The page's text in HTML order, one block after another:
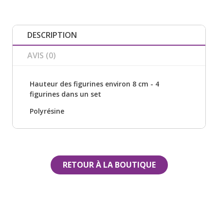
DESCRIPTION
AVIS (0)
Hauteur des figurines environ 8 cm - 4
figurines dans un set
Polyrésine
RETOUR À LA BOUTIQUE